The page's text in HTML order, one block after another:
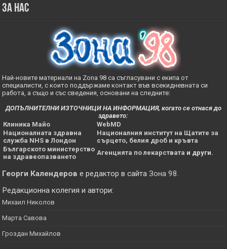
За нас
Най-новите материали на Zona 98 са съгласувани с екипа от
специалисти, с които поддържаме контакт във всекидневната си
работа, а също и със сведения, основани на следните:
ДОПЪЛНИТЕЛНИ ИЗТОЧНИЦИ НА ИНФОРМАЦИЯ, когато се отнася до
здравето:
Клиника Майо
WebMD
Националната здравна
служба NHS в Лондон
Националния институт на Щатите за
сърцето, белия дроб и кръвта
Българското министерство
на здравеопазването
Агенцията по лекарствата и други.
Георги Календеров е редактор в сайтаЗона 98.
Редакционна колегия и автори:
Михаил Николов
Марта Савова
Гроздан Михайлов